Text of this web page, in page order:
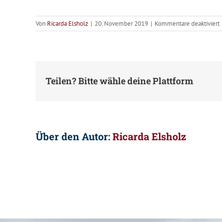
Von Ricarda Elsholz | 20. November 2019 | Kommentare deaktiviertfür
Teilen? Bitte wähle deine Plattform
Über den Autor:Ricarda Elsholz